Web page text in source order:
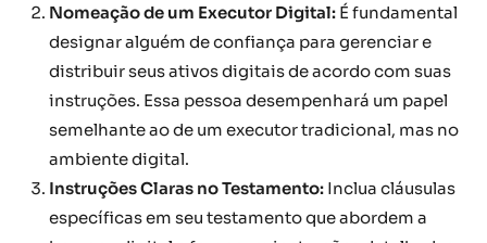
Nomeação de um Executor Digital: É fundamental
designar alguém de confiança para gerenciar e
distribuir seus ativos digitais de acordo com suas
instruções. Essa pessoa desempenhará um papel
semelhante ao de um executor tradicional, mas no
ambiente digital.
Instruções Claras no Testamento: Inclua cláusulas
específicas em seu testamento que abordem a